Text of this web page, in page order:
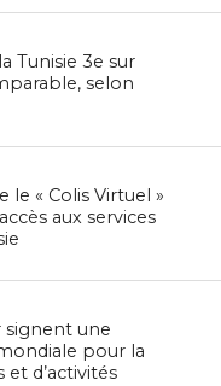
Tunisie 3e sur
selon
le « Colis Virtuel »
aux services
signent une
pour la
d’activités